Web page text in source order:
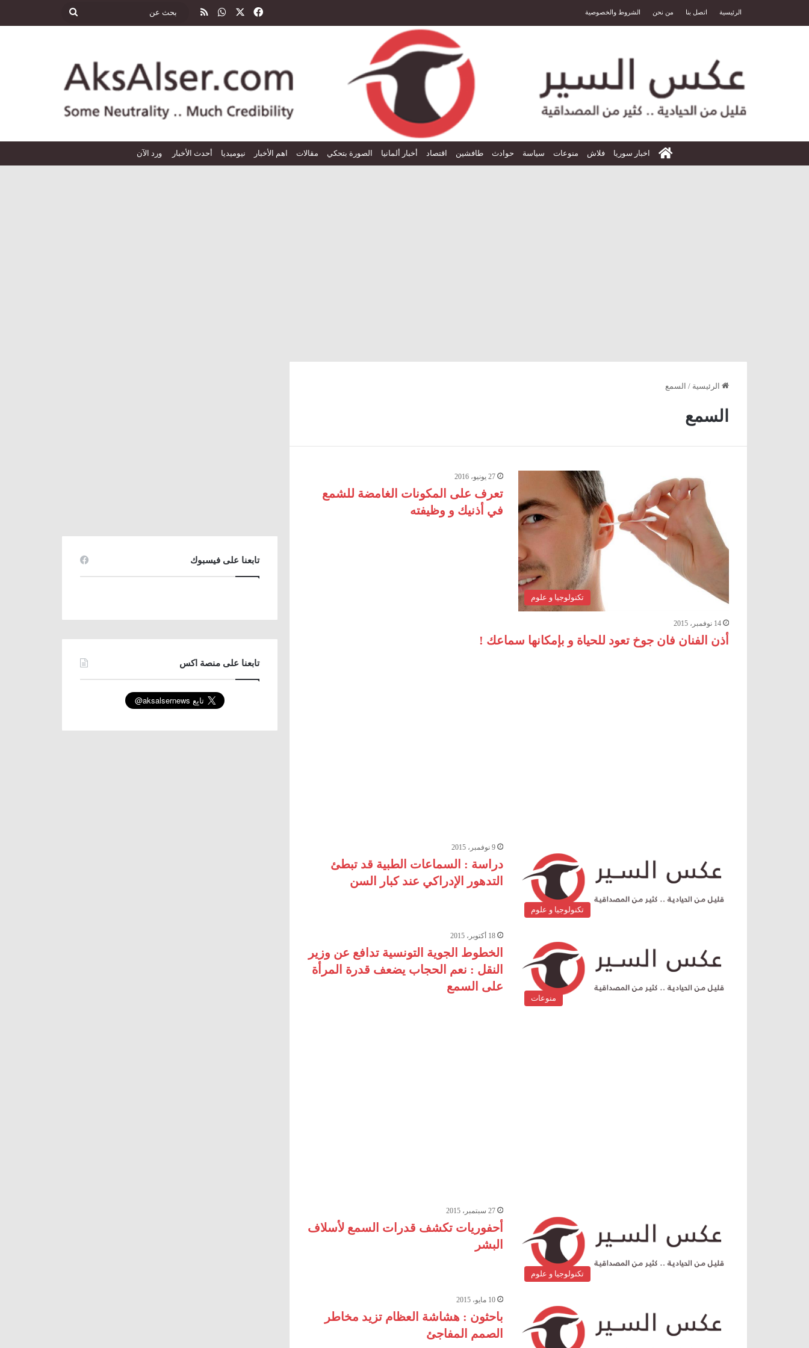
الرئيسية اتصل بنا من نحن الشروط والخصوصية فيسبوك واتسابملخص الموقع RSS بحث
الرئيسية
اخبار سوريا فلاش منوعات سياسة حوادث طافشين اقتصاد أخبار ألمانيا الصورة بتحكي مقالات اهم الأخبار نيوميديا أحدث الأخبار ورد الآن
الرئيسية / السمع
السمع
تكنولوجيا و علوم
27 يونيو، 2016
تعرف على المكونات الغامضة للشمع
في أذنيك و وظيفته
14 نوفمبر، 2015
أذن الفنان فان جوخ تعود للحياة و بإمكانها سماعك !
تكنولوجيا و علوم
9 نوفمبر، 2015
دراسة : السماعات الطبية قد تبطئ
التدهور الإدراكي عند كبار السن
منوعات
18 أكتوبر، 2015
الخطوط الجوية التونسية تدافع عن وزير
النقل : نعم الحجاب يضعف قدرة المرأة
على السمع
تكنولوجيا و علوم
27 سبتمبر، 2015
أحفوريات تكشف قدرات السمع لأسلاف
البشر
10 مايو، 2015
باحثون : هشاشة العظام تزيد مخاطر
الصمم المفاجئ
تابعنا على فيسبوك
تابعنا على منصة اكس